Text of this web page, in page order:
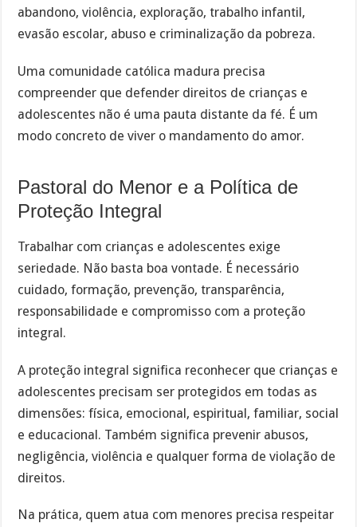
abandono, violência, exploração, trabalho infantil,
evasão escolar, abuso e criminalização da pobreza.
Uma comunidade católica madura precisa
compreender que defender direitos de crianças e
adolescentes não é uma pauta distante da fé. É um
modo concreto de viver o mandamento do amor.
Pastoral do Menor e a Política de
Proteção Integral
Trabalhar com crianças e adolescentes exige
seriedade. Não basta boa vontade. É necessário
cuidado, formação, prevenção, transparência,
responsabilidade e compromisso com a proteção
integral.
A proteção integral significa reconhecer que crianças e
adolescentes precisam ser protegidos em todas as
dimensões: física, emocional, espiritual, familiar, social
e educacional. Também significa prevenir abusos,
negligência, violência e qualquer forma de violação de
direitos.
Na prática, quem atua com menores precisa respeitar